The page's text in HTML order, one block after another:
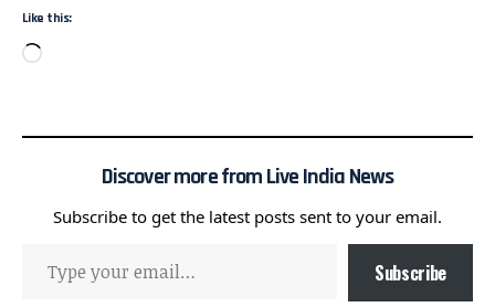
Like this:
Discover more from Live India News
Subscribe to get the latest posts sent to your email.
Subscribe